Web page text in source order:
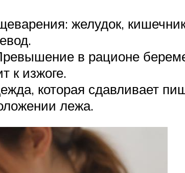
желудок,
в рационе
к изжоге.
которая сдавливает
лежа.